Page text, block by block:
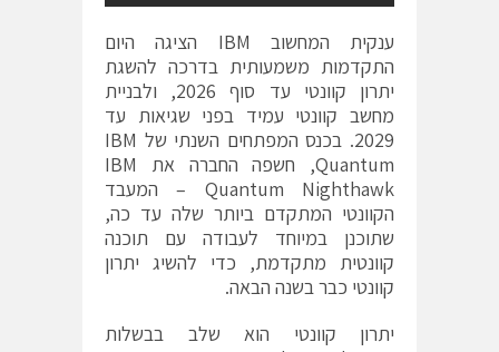
ענקית המחשוב IBM הציגה היום
התקדמות משמעותית בדרכה להשגת
יתרון קוונטי עד סוף 2026, ולבניית
מחשב קוונטי עמיד בפני שגיאות עד
2029. בכנס המפתחים השנתי של IBM
Quantum, חשפה החברה את IBM
Quantum Nighthawk – המעבד
הקוונטי המתקדם ביותר שלה עד כה,
שתוכנן במיוחד לעבודה עם תוכנה
קוונטית מתקדמת, כדי להשיג יתרון
קוונטי כבר בשנה הבאה.
יתרון קוונטי הוא שלב בבשלות